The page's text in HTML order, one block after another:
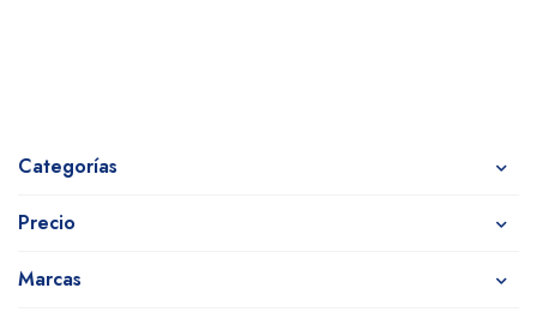
Categorías
Precio
Marcas